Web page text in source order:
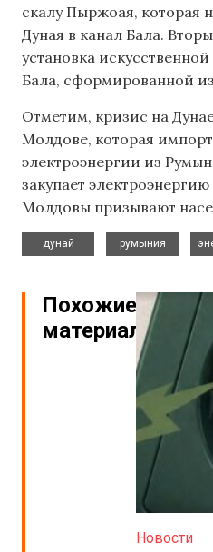
скалу Пыржоая, которая
Дуная в канал Бала.
установка
Бала, сформированной
Отметим, кризис на
Молдове, которая
электроэнергии из
закупает
Молдовы призывают
дунай
румыния
Похожие
материалы
Новости